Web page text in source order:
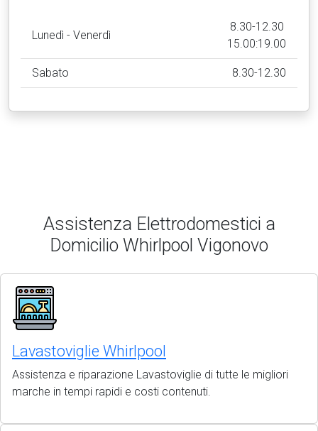
Lunedì - Venerdì
8.30-12.30
15.00:19.00
Sabato 8.30-12.30
Assistenza Elettrodomestici a
Domicilio Whirlpool Vigonovo
Lavastoviglie Whirlpool
Assistenza e riparazione Lavastoviglie di tutte le migliori
marche in tempi rapidi e costi contenuti.